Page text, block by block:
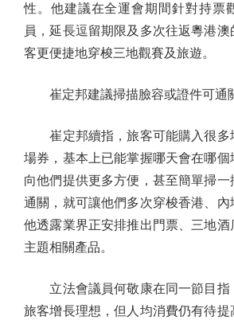
性。他建議在全運會期間針對持票
員，延長逗留期限及多次往返粵港
客更便捷地穿梭三地觀賽及旅遊。
崔定邦建議掃描臉容或證件可通
崔定邦續指，旅客可能購入很多
場券，基本上已能掌握哪天會在哪
向他們提供更多方便，甚至簡單掃
通關，就可讓他們多次穿梭香港、內
他透露業界正安排推出門票、三地酒
主題相關產品。
立法會議員何敬康在同一節目指
旅客增長理想，但人均消費仍有待